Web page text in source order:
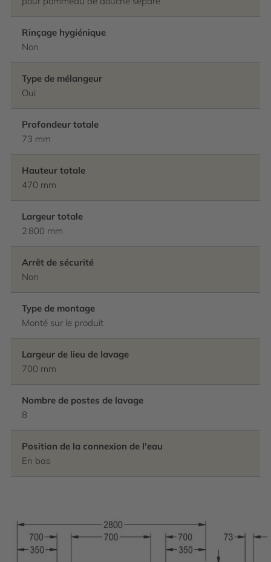
Rinçage hygiénique
Non
Type de mélangeur
Oui
Profondeur totale
73 mm
Hauteur totale
470 mm
Largeur totale
2 800 mm
Arrêt de sécurité
Non
Type de montage
Monté sur le produit
Largeur de lieu de lavage
700 mm
Nombre de postes de lavage
8
Position de la connexion de l'eau
En bas